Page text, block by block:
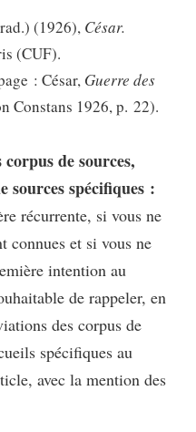
(1926), César.
(CUF).
: César, Guerre des
Constans 1926, p. 22).
de sources,
sources spécifiques :
récurrente, si vous ne
connues et si vous ne
intention au
de rappeler, en
des corpus de
spécifiques au
avec la mention des